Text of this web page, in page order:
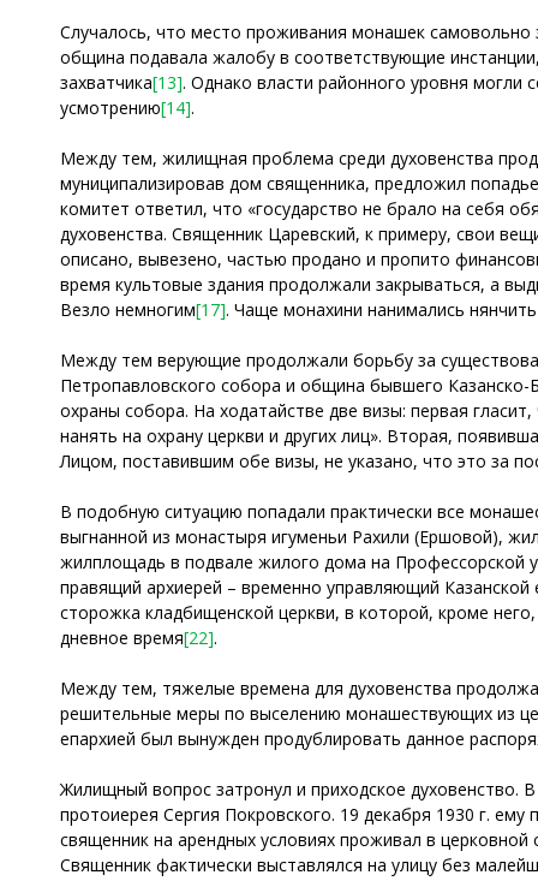
Случалось, что место проживания монашек самовольно
община подавала жалобу в соответствующие
захватчика[13]. Однако власти районного уровня могли
усмотрению[14].
Между тем, жилищная проблема среди духовенства
муниципализировав дом священника, предложил
комитет ответил, что «государство не брало на себя
духовенства. Священник Царевский, к примеру, свои
описано, вывезено, частью продано и пропито
время культовые здания продолжали закрываться, а
Везло немногим[17]. Чаще монахини нанимались
Между тем верующие продолжали борьбу за
Петропавловского собора и община бывшего
охраны собора. На ходатайстве две визы: первая
нанять на охрану церкви и других лиц». Вторая,
Лицом, поставившим обе визы, не указано, что это за
В подобную ситуацию попадали практически все
выгнанной из монастыря игуменьи Рахили (Ершовой),
жилплощадь в подвале жилого дома на Профессорской
правящий архиерей – временно управляющий
сторожка кладбищенской церкви, в которой, кроме
дневное время[22].
Между тем, тяжелые времена для духовенства
решительные меры по выселению монашествующих из
епархией был вынужден продублировать данное
Жилищный вопрос затронул и приходское
протоиерея Сергия Покровского. 19 декабря 1930 г.
священник на арендных условиях проживал в
Священник фактически выставлялся на улицу без